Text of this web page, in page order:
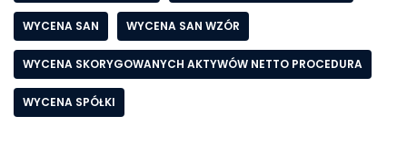
WYCENA SAN WYCENA SAN WZÓR
WYCENA SKORYGOWANYCH AKTYWÓW NETTO PROCEDURA
WYCENA SPÓŁKI